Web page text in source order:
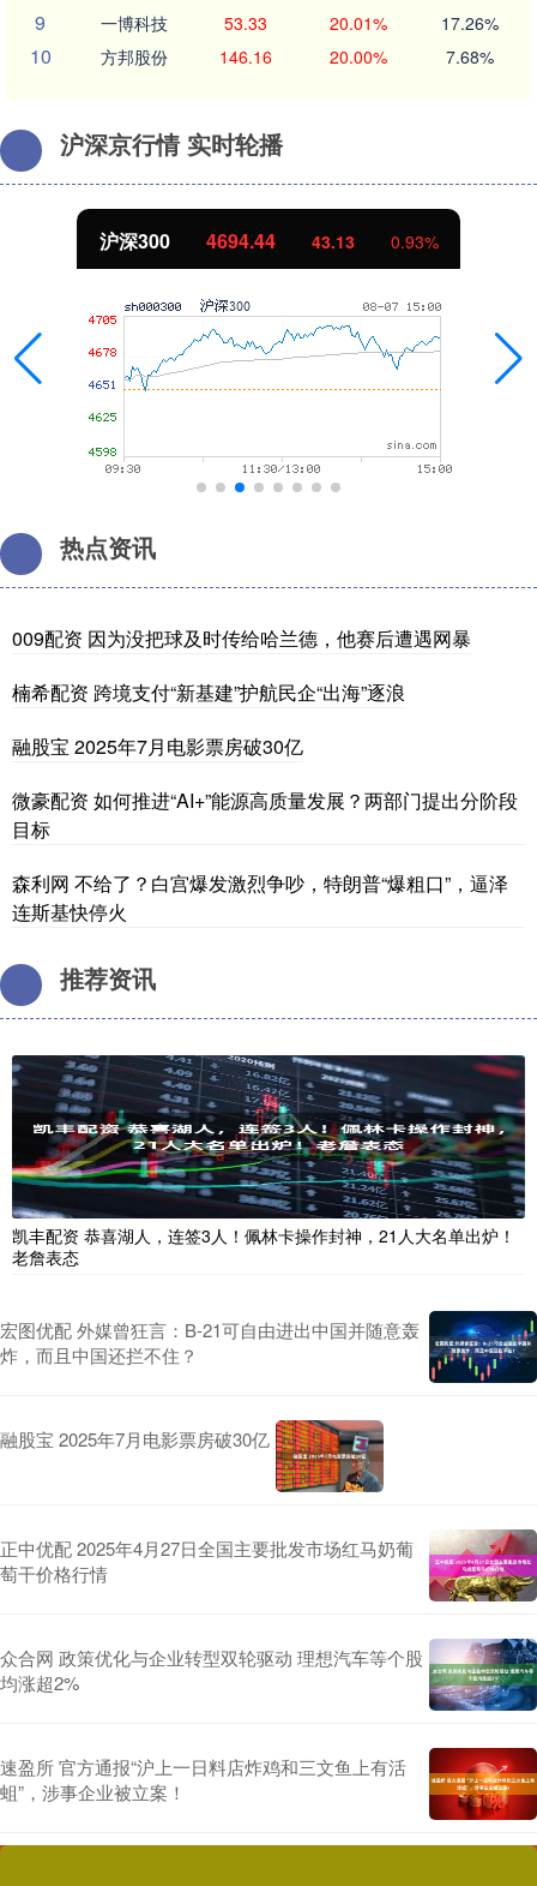
9 一博科技 53.33 20.01% 17.26%
10 方邦股份 146.16 20.00% 7.68%
沪深京行情 实时轮播
北证50 1134.24 11.37 1.01%
热点资讯
009配资 因为没把球及时传给哈兰德，他赛后遭遇网暴
楠希配资 跨境支付“新基建”护航民企“出海”逐浪
融股宝 2025年7月电影票房破30亿
微豪配资 如何推进“AI+”能源高质量发展？两部门提出分阶段
目标
森利网 不给了？白宫爆发激烈争吵，特朗普“爆粗口”，逼泽
连斯基快停火
推荐资讯
凯丰配资 恭喜湖人，连签3人！佩林卡操作封神，21人大名单出炉！
老詹表态
宏图优配 外媒曾狂言：B-21可自由进出中国并随意轰
炸，而且中国还拦不住？
融股宝 2025年7月电影票房破30亿
正中优配 2025年4月27日全国主要批发市场红马奶葡
萄干价格行情
众合网 政策优化与企业转型双轮驱动 理想汽车等个股
均涨超2%
速盈所 官方通报“沪上一日料店炸鸡和三文鱼上有活
蛆”，涉事企业被立案！